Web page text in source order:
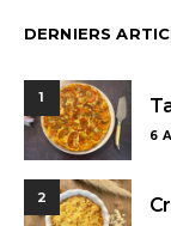
DERNIERS
1
6
2